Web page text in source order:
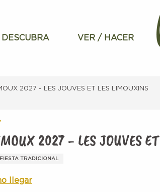
DESCUBRA VER / HACER
2027 - LES JOUVES ET LES LIMOUXINS
2027 - LES JOUVES
FIESTA TRADICIONAL
llegar